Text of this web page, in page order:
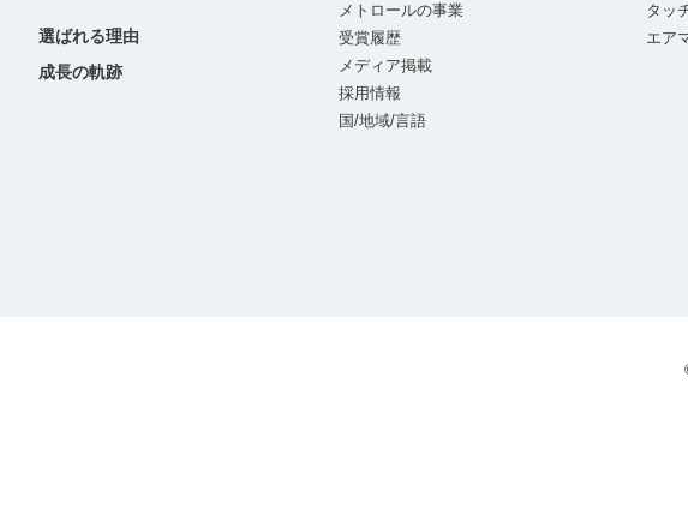
選ばれる理由
成長の軌跡
メトロールの事業
受賞履歴
メディア掲載
採用情報
国/地域/言語
タッ
エア